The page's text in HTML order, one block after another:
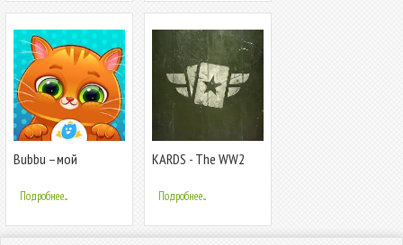
Bubbu –мой
питомец
Подробнее...
KARDS - The WW2
Подробнее...